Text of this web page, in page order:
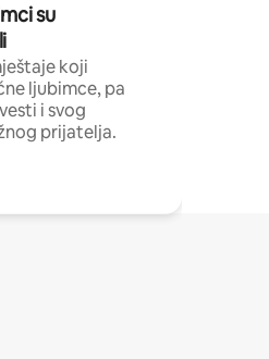
su
koji
ljubimce, pa
i svog
prijatelja.